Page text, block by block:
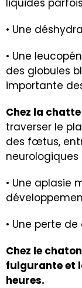
liquides
• Une
• Une
des globules
importante
Chez la chatte
traverser le
des fœtus,
neurologiques
• Une aplasie
• Une perte
Chez le
fulgurante et
heures.